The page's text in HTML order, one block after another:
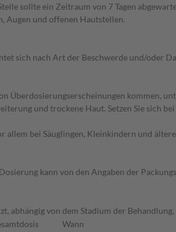
sollte ein Zeitraum von 7 Tagen
Augen und offenen Hautstellen.
sich nach Art der Beschwerde und/oder
Überdosierungserscheinungen kommen,
und trockene Haut. Setzen Sie sich
allem bei Säuglingen, Kleinkindern und
kann von den Angaben der
abhängig von dem Stadium der
Wann